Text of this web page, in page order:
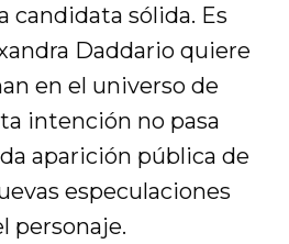
candidata sólida. Es
Daddario quiere
en el universo de
intención no pasa
aparición pública de
especulaciones
personaje.